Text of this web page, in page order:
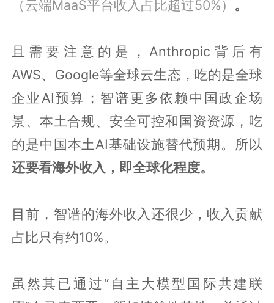
（云端MaaS平台收入占比超过50%） 。
且需要注意的是，Anthropic背后有
AWS、Google等全球云生态，吃的是全球
企业AI预算；智谱更多依赖中国政企场
景、本土合规、安全可控和国资资源，吃
的是中国本土AI基础设施替代预期。所以
还要看海外收入，即全球化程度。
目前，智谱的海外收入还很少，收入贡献
占比只有约10%。
虽然其已通过“自主大模型国际共建联